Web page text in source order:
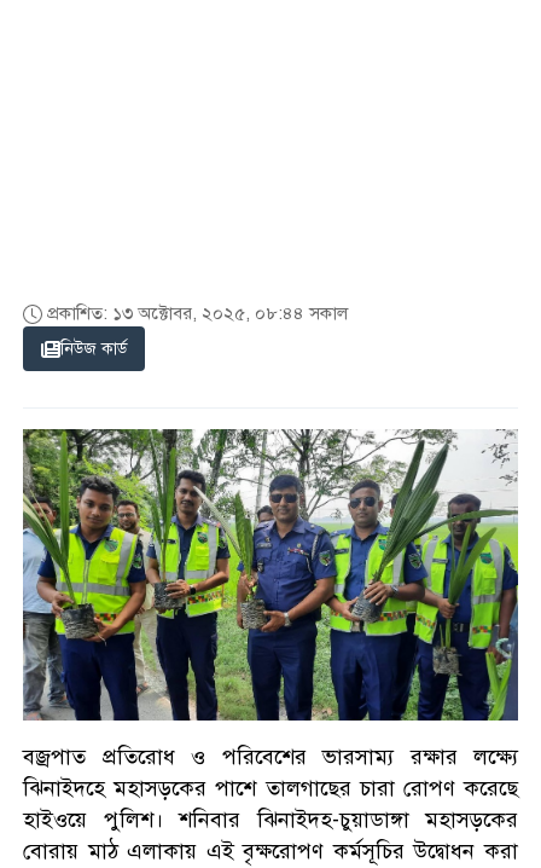
প্রকাশিত: ১৩ অক্টোবর, ২০২৫, ০৮:৪৪ সকাল
নিউজ কার্ড
বজ্রপাত প্রতিরোধ ও পরিবেশের ভারসাম্য রক্ষার লক্ষ্যে
ঝিনাইদহে মহাসড়কের পাশে তালগাছের চারা রোপণ করেছে
হাইওয়ে পুলিশ। শনিবার ঝিনাইদহ-চুয়াডাঙ্গা মহাসড়কের
বোরায় মাঠ এলাকায় এই বৃক্ষরোপণ কর্মসূচির উদ্বোধন করা